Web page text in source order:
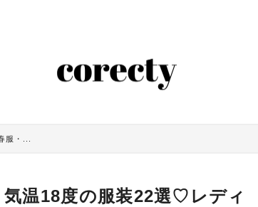
服・...
温18度の服装22選♡レディ